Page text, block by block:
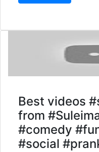
Best videos
from
#comedy
#social